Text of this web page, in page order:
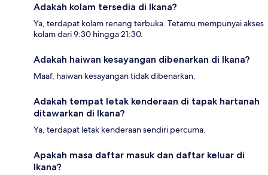
Adakah kolam tersedia di Ikana?
Ya, terdapat kolam renang terbuka. Tetamu mempunyai akses
kolam dari 9:30 hingga 21:30.
Adakah haiwan kesayangan dibenarkan di Ikana?
Maaf, haiwan kesayangan tidak dibenarkan.
Adakah tempat letak kenderaan di tapak hartanah
ditawarkan di Ikana?
Ya, terdapat letak kenderaan sendiri percuma.
Apakah masa daftar masuk dan daftar keluar di
Ikana?